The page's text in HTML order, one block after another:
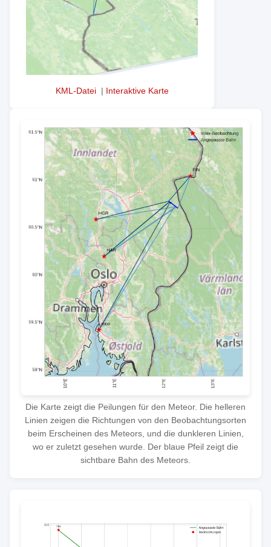
KML-Datei| Interaktive Karte
Die Karte zeigt die Peilungen für den Meteor. Die helleren
Linien zeigen die Richtungen von den Beobachtungsorten
beim Erscheinen des Meteors, und die dunkleren Linien,
wo er zuletzt gesehen wurde. Der blaue Pfeil zeigt die
sichtbare Bahn des Meteors.